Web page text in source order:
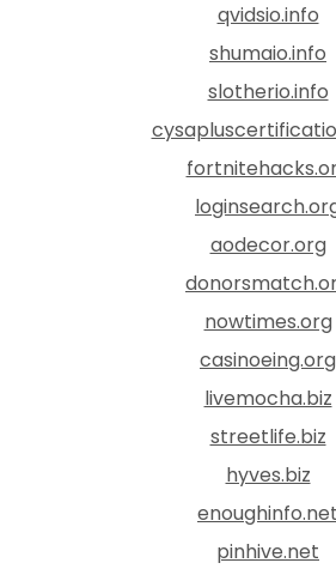
qvidsio.info
shumaio.info
slotherio.info
aodecor.org
nowtimes.org
casinoeing.org
livemocha.biz
streetlife.biz
hyves.biz
enoughinfo.net
pinhive.net